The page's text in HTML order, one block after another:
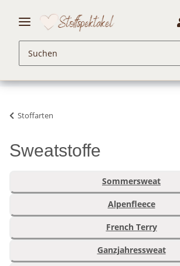
Stoffarten
Sweatstoffe
Sommersweat
Alpenfleece
French Terry
Ganzjahressweat